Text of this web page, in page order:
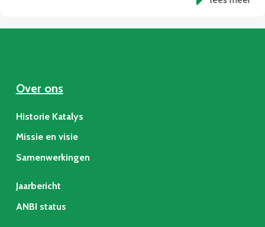
Over ons
Historie Katalys
Missie en visie
Samenwerkingen
Jaarbericht
ANBI status